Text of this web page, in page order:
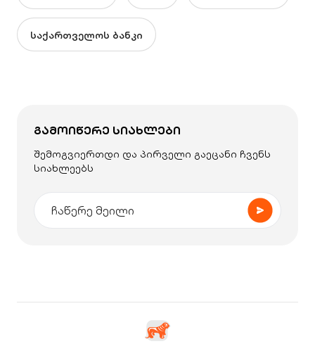
საქართველოს ბანკი
ᲒᲐᲛᲝᲘᲬᲔᲠᲔ ᲡᲘᲐᲮᲚᲔᲑᲘ
შემოგვიერთდი და პირველი გაეცანი ჩვენს
სიახლეებს